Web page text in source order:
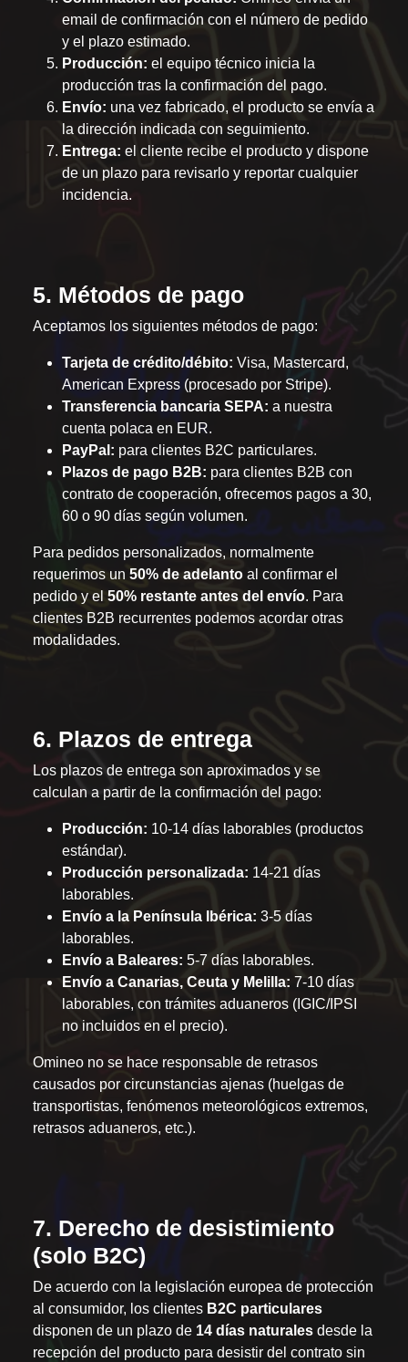
email de confirmación con el número de pedido
y el plazo estimado.
Producción: el equipo técnico inicia la
producción tras la confirmación del pago.
Envío: una vez fabricado, el producto se envía a
la dirección indicada con seguimiento.
Entrega: el cliente recibe el producto y dispone
de un plazo para revisarlo y reportar cualquier
incidencia.
5. Métodos de pago
Aceptamos los siguientes métodos de pago:
Tarjeta de crédito/débito: Visa, Mastercard,
American Express (procesado por Stripe).
Transferencia bancaria SEPA: a nuestra
cuenta polaca en EUR.
PayPal: para clientes B2C particulares.
Plazos de pago B2B: para clientes B2B con
contrato de cooperación, ofrecemos pagos a 30,
60 o 90 días según volumen.
Para pedidos personalizados, normalmente
requerimos un 50% de adelanto al confirmar el
pedido y el 50% restante antes del envío. Para
clientes B2B recurrentes podemos acordar otras
modalidades.
6. Plazos de entrega
Los plazos de entrega son aproximados y se
calculan a partir de la confirmación del pago:
Producción: 10-14 días laborables (productos
estándar).
Producción personalizada: 14-21 días
laborables.
Envío a la Península Ibérica: 3-5 días
laborables.
Envío a Baleares: 5-7 días laborables.
Envío a Canarias, Ceuta y Melilla: 7-10 días
laborables, con trámites aduaneros (IGIC/IPSI
no incluidos en el precio).
Omineo no se hace responsable de retrasos
causados por circunstancias ajenas (huelgas de
transportistas, fenómenos meteorológicos extremos,
retrasos aduaneros, etc.).
7. Derecho de desistimiento
(solo B2C)
De acuerdo con la legislación europea de protección
al consumidor, los clientes B2C particulares
disponen de un plazo de 14 días naturales desde la
recepción del producto para desistir del contrato sin